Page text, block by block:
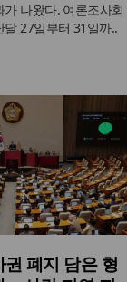
나왔다. 여론조사회
27일부터 31일까..
폐지 담은 형